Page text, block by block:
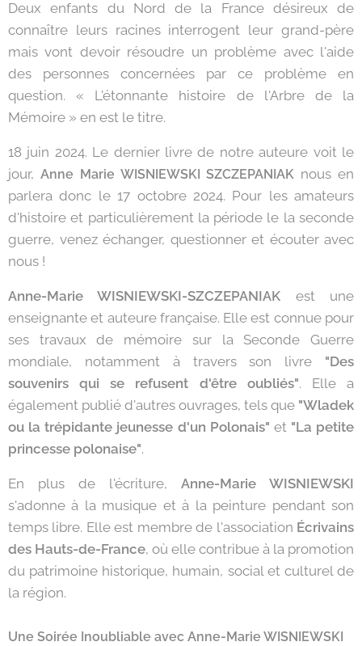
Deux enfants du Nord de la France désireux de
connaître leurs racines interrogent leur grand-père
mais vont devoir résoudre un problème avec l'aide
des personnes concernées par ce problème en
question. « L'étonnante histoire de l'Arbre de la
Mémoire » en est le titre.
18 juin 2024. Le dernier livre de notre auteure voit le
jour, Anne Marie WISNIEWSKI SZCZEPANIAK nous en
parlera donc le 17 octobre 2024. Pour les amateurs
d'histoire et particulièrement la période le la seconde
guerre, venez échanger, questionner et écouter avec
nous !
Anne-Marie WISNIEWSKI-SZCZEPANIAK est une
enseignante et auteure française. Elle est connue pour
ses travaux de mémoire sur la Seconde Guerre
mondiale, notamment à travers son livre "Des
souvenirs qui se refusent d'être oubliés". Elle a
également publié d'autres ouvrages, tels que "Wladek
ou la trépidante jeunesse d'un Polonais" et "La petite
princesse polonaise".
En plus de l'écriture, Anne-Marie WISNIEWSKI
s'adonne à la musique et à la peinture pendant son
temps libre. Elle est membre de l'association Écrivains
des Hauts-de-France, où elle contribue à la promotion
du patrimoine historique, humain, social et culturel de
la région.
Une Soirée Inoubliable avec Anne-Marie WISNIEWSKI